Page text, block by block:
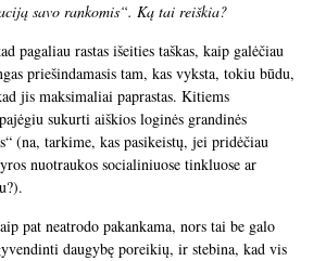
savo rankomis“. Ką tai reiškia?
pagaliau rastas išeities taškas, kaip galėčiau
priešindamasis tam, kas vyksta, tokiu būdu,
jis maksimaliai paprastas. Kitiems
sukurti aiškios loginės grandinės
(na, tarkime, kas pasikeistų, jei pridėčiau
nuotraukos socialiniuose tinkluose ar
pat neatrodo pakankama, nors tai be galo
daugybę poreikių, ir stebina, kad vis